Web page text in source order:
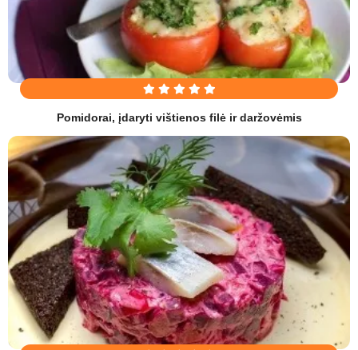
Pomidorai, įdaryti vištienos filė ir daržovėmis